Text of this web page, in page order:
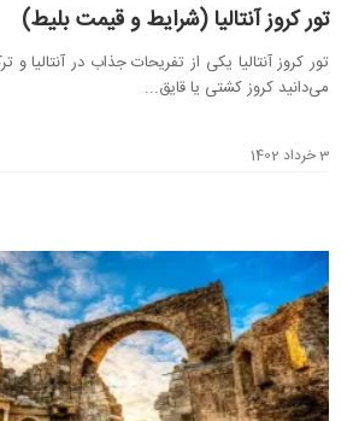
تور کروز آنتالیا (شرایط و قیمت بلیط)
تور کروز آنتالیا یکی از تفریحات جذاب در آنتالیا
می‌دانید کروز کشتی یا قایق...
3 خرداد 1402